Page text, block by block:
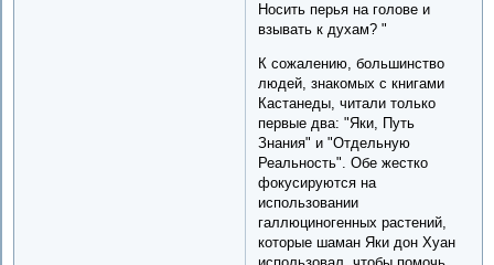
Носить перья на голове и
взывать к духам? "
К сожалению, большинство
людей, знакомых с книгами
Кастанеды, читали только
первые два: "Яки, Путь
Знания" и "Отдельную
Реальность". Обе жестко
фокусируются на
использовании
галлюциногенных растений,
которые шаман Яки дон Хуан